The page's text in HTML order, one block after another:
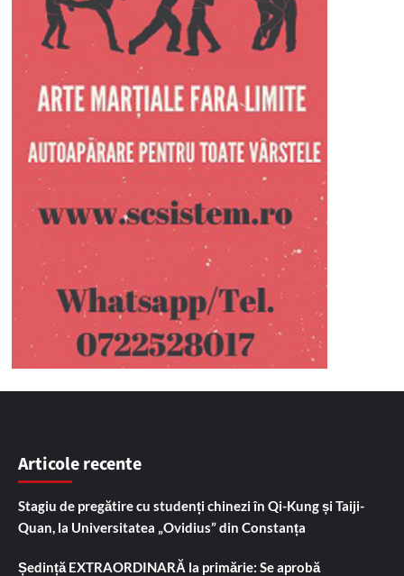
Articole recente
Stagiu de pregătire cu studenți chinezi în Qi-Kung și Taiji-
Quan, la Universitatea „Ovidius” din Constanța
Ședință EXTRAORDINARĂ la primărie: Se aprobă